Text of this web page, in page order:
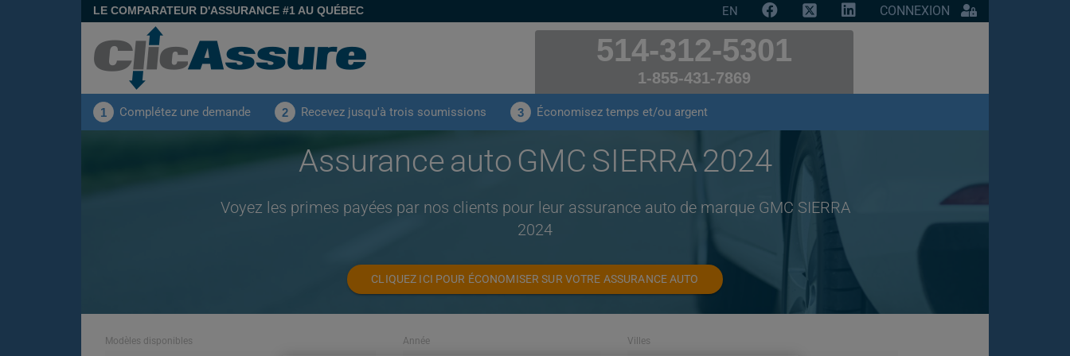
LE COMPARATEUR D'ASSURANCE #1 AU QUÉBEC EN CONNEXION
514-312-5301
1-855-431-7869
1 Complétez une demande 2 Recevez jusqu'à trois soumissions 3 Économisez temps et/ou argent
Assurance auto GMC SIERRA 2024
Voyez les primes payées par nos clients pour leur assurance auto de marque GMC SIERRA
2024
CLIQUEZ ICI POUR ÉCONOMISER SUR VOTRE ASSURANCE AUTO
Modèles disponibles Année Villes